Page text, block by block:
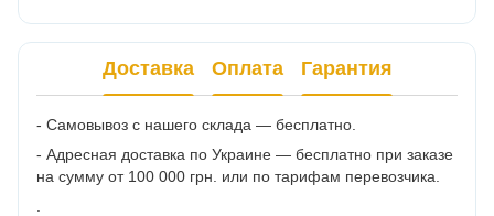
Доставка Оплата Гарантия
- Самовывоз с нашего склада — бесплатно.
- Адресная доставка по Украине — бесплатно при заказе
на сумму от 100 000 грн. или по тарифам перевозчика.